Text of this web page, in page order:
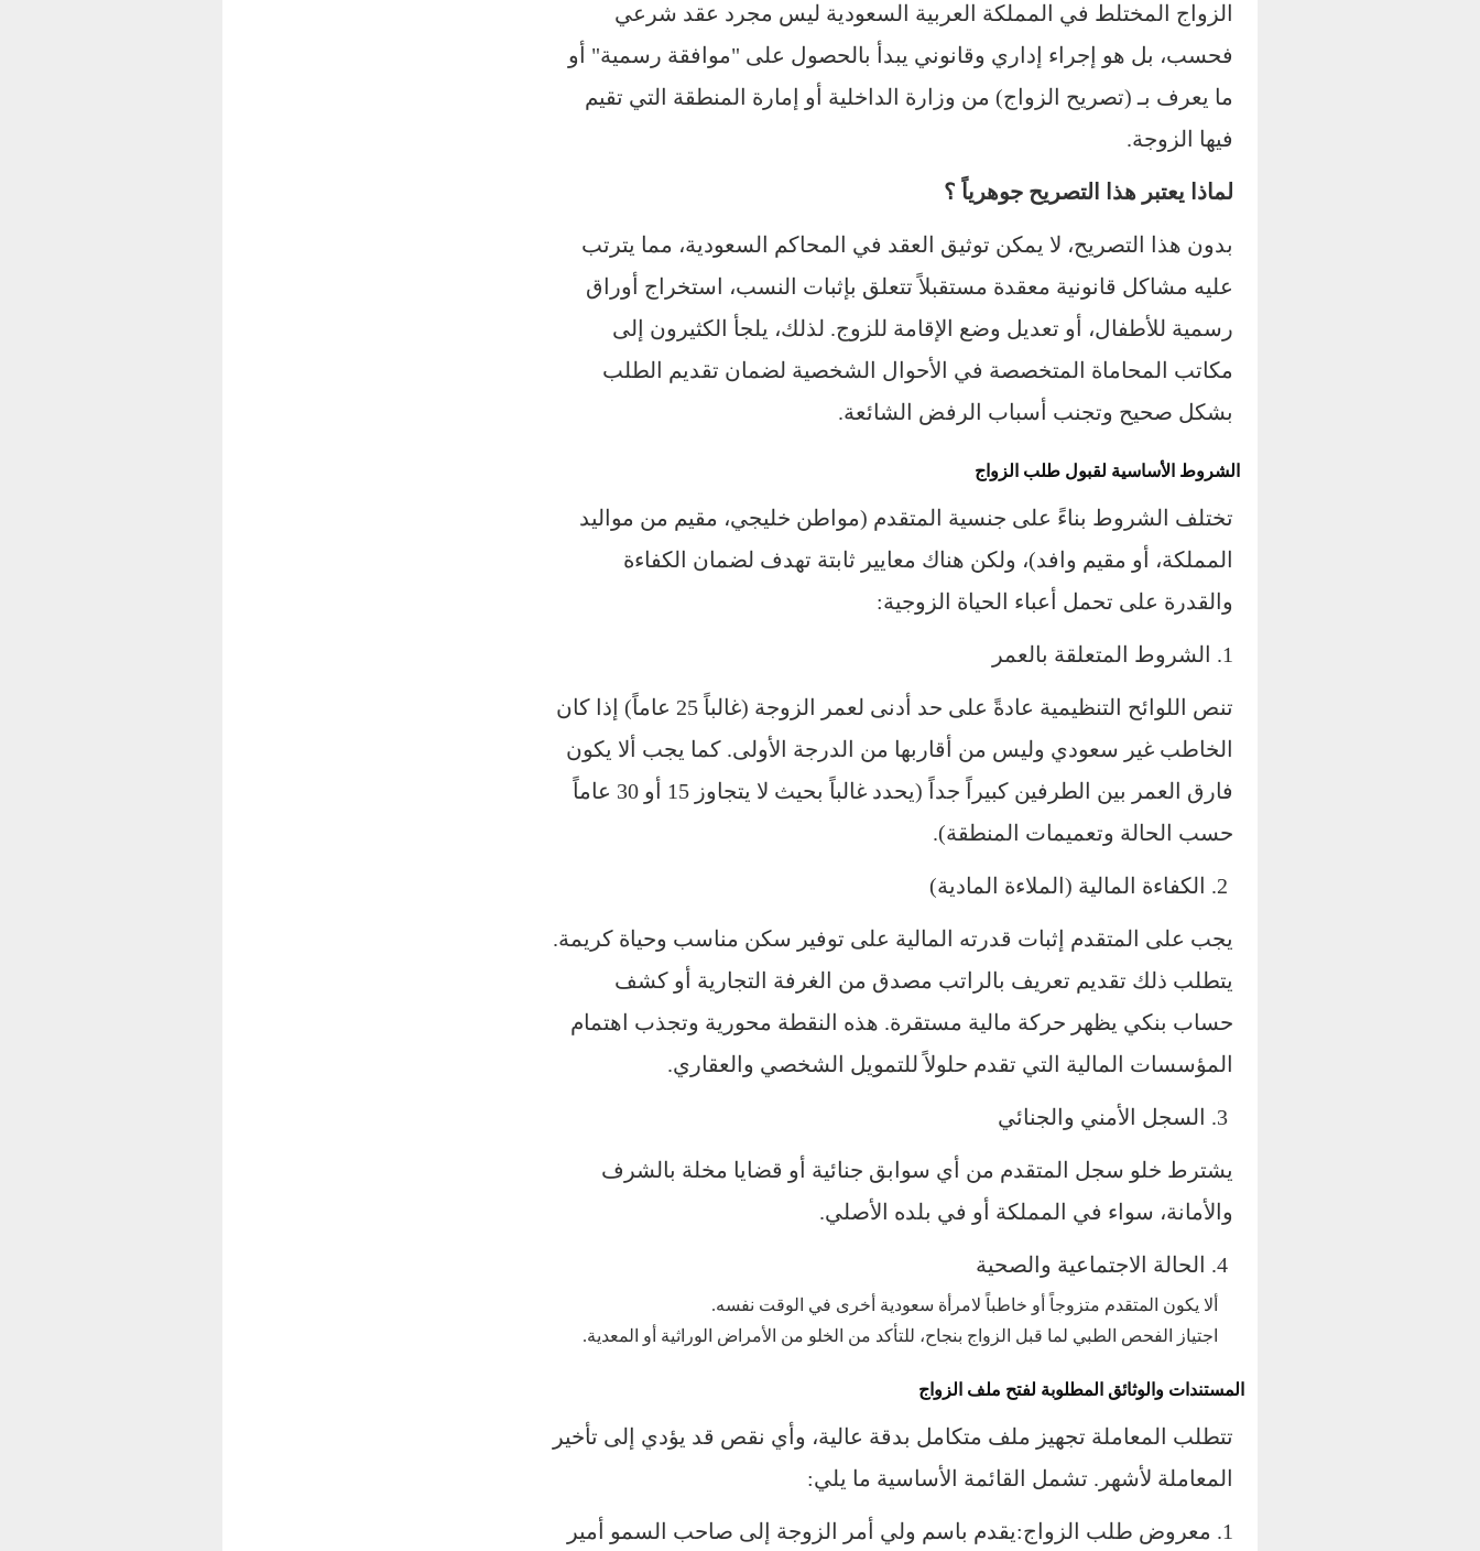
الزواج المختلط في المملكة العربية السعودية ليس مجرد عقد شرعي
فحسب، بل هو إجراء إداري وقانوني يبدأ بالحصول على "موافقة رسمية" أو
ما يعرف بـ (تصريح الزواج) من وزارة الداخلية أو إمارة المنطقة التي تقيم
فيها الزوجة.
لماذا يعتبر هذا التصريح جوهرياً ؟
بدون هذا التصريح، لا يمكن توثيق العقد في المحاكم السعودية، مما يترتب
عليه مشاكل قانونية معقدة مستقبلاً تتعلق بإثبات النسب، استخراج أوراق
رسمية للأطفال، أو تعديل وضع الإقامة للزوج. لذلك، يلجأ الكثيرون إلى
مكاتب المحاماة المتخصصة في الأحوال الشخصية لضمان تقديم الطلب
بشكل صحيح وتجنب أسباب الرفض الشائعة.
الشروط الأساسية لقبول طلب الزواج
تختلف الشروط بناءً على جنسية المتقدم (مواطن خليجي، مقيم من مواليد
المملكة، أو مقيم وافد)، ولكن هناك معايير ثابتة تهدف لضمان الكفاءة
والقدرة على تحمل أعباء الحياة الزوجية:
1. الشروط المتعلقة بالعمر
تنص اللوائح التنظيمية عادةً على حد أدنى لعمر الزوجة (غالباً 25 عاماً) إذا كان
الخاطب غير سعودي وليس من أقاربها من الدرجة الأولى. كما يجب ألا يكون
فارق العمر بين الطرفين كبيراً جداً (يحدد غالباً بحيث لا يتجاوز 15 أو 30 عاماً
حسب الحالة وتعميمات المنطقة).
يجب على المتقدم إثبات قدرته المالية على توفير سكن مناسب وحياة كريمة.
يتطلب ذلك تقديم تعريف بالراتب مصدق من الغرفة التجارية أو كشف
حساب بنكي يظهر حركة مالية مستقرة. هذه النقطة محورية وتجذب اهتمام
المؤسسات المالية التي تقدم حلولاً للتمويل الشخصي والعقاري.
يشترط خلو سجل المتقدم من أي سوابق جنائية أو قضايا مخلة بالشرف
والأمانة، سواء في المملكة أو في بلده الأصلي.
ألا يكون المتقدم متزوجاً أو خاطباً لامرأة سعودية أخرى في الوقت نفسه.
اجتياز الفحص الطبي لما قبل الزواج بنجاح، للتأكد من الخلو من الأمراض الوراثية أو المعدية.
المستندات والوثائق المطلوبة لفتح ملف الزواج
تتطلب المعاملة تجهيز ملف متكامل بدقة عالية، وأي نقص قد يؤدي إلى تأخير
المعاملة لأشهر. تشمل القائمة الأساسية ما يلي:
1. معروض طلب الزواج:يقدم باسم ولي أمر الزوجة إلى صاحب السمو أمير